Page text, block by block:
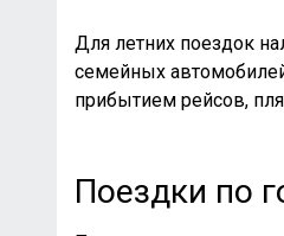
Для летних поездок
семейных
прибытием рейсов,
Поездки по